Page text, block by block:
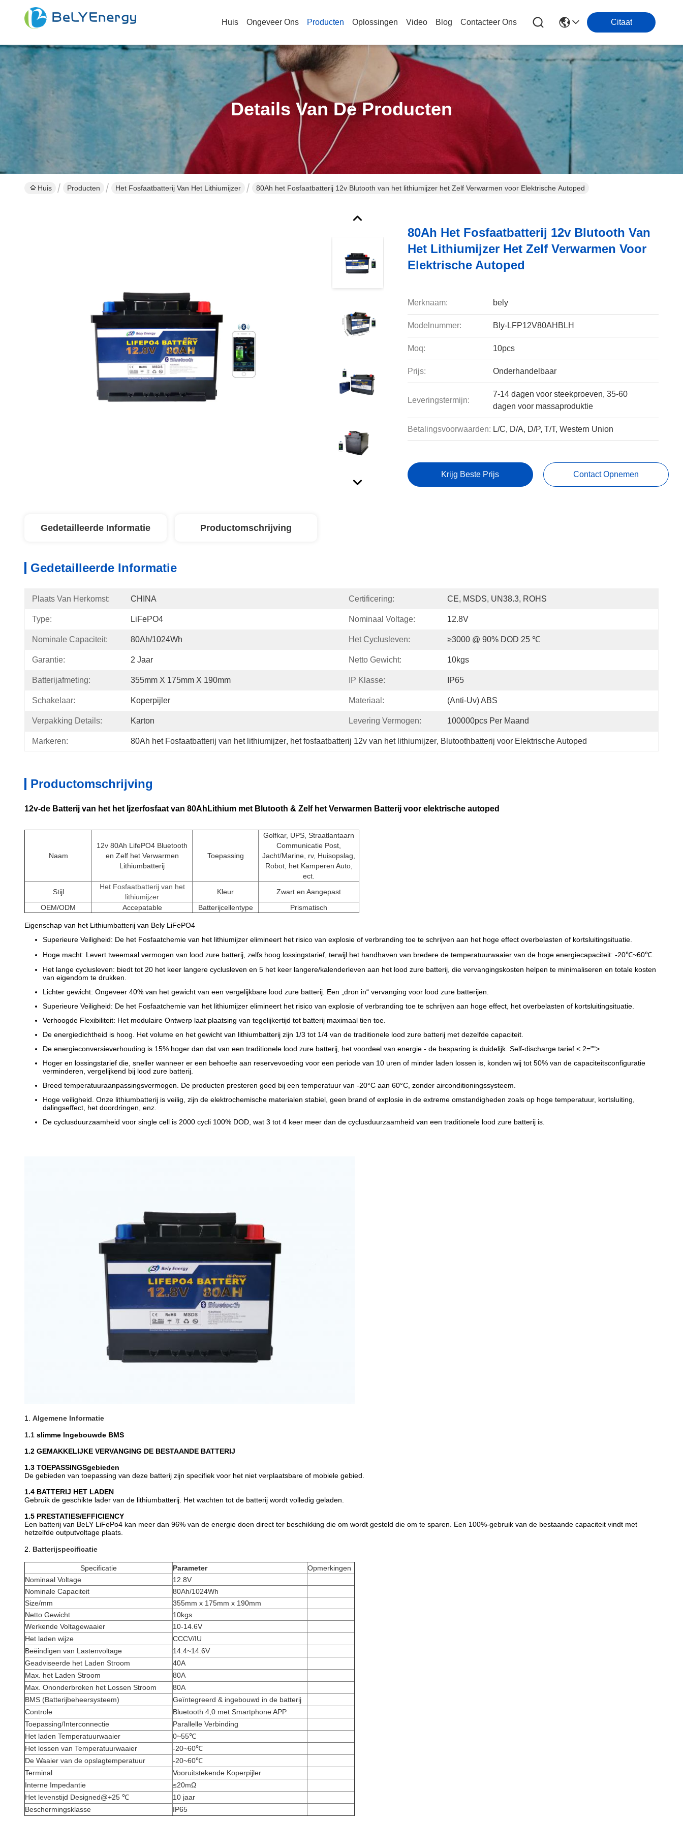
Huis Ongeveer Ons Producten Oplossingen Video Blog Contacteer Ons Citaat
Details Van De Producten
Huis Producten Het Fosfaatbatterij Van Het Lithiumijzer 80Ah het Fosfaatbatterij 12v Blutooth van het lithiumijzer het Zelf Verwarmen voor Elektrische Autoped
80Ah Het Fosfaatbatterij 12v Blutooth Van
Het Lithiumijzer Het Zelf Verwarmen Voor
Elektrische Autoped
Merknaam: bely
Modelnummer: Bly-LFP12V80AHBLH
Moq: 10pcs
Prijs: Onderhandelbaar
Leveringstermijn:
7-14 dagen voor steekproeven, 35-60
dagen voor massaproduktie
Betalingsvoorwaarden: L/C, D/A, D/P, T/T, Western Union
Krijg Beste Prijs Contact Opnemen
Gedetailleerde Informatie Productomschrijving
Gedetailleerde Informatie
Plaats Van Herkomst: CHINA Certificering: CE, MSDS, UN38.3, ROHS
Type: LiFePO4 Nominaal Voltage: 12.8V
Nominale Capaciteit: 80Ah/1024Wh Het Cyclusleven: ≥3000 @ 90% DOD 25 ℃
Garantie: 2 Jaar Netto Gewicht: 10kgs
Batterijafmeting: 355mm X 175mm X 190mm IP Klasse: IP65
Schakelaar: Koperpijler Materiaal: (Anti-Uv) ABS
Verpakking Details: Karton Levering Vermogen: 100000pcs Per Maand
Markeren: 80Ah het Fosfaatbatterij van het lithiumijzer, het fosfaatbatterij 12v van het lithiumijzer, Blutoothbatterij voor Elektrische Autoped
Productomschrijving
12v-de Batterij van het het Ijzerfosfaat van 80AhLithium met Blutooth & Zelf het Verwarmen Batterij voor elektrische autoped
Naam
12v 80Ah LifePO4 Bluetooth
en Zelf het Verwarmen
Lithiumbatterij
Toepassing
Golfkar, UPS, Straatlantaarn
Communicatie Post,
Jacht/Marine, rv, Huisopslag,
Robot, het Kamperen Auto,
ect.
Stijl
Het Fosfaatbatterij van het
lithiumijzer
Kleur
Zwart en Aangepast
OEM/ODM
Accepatable Batterijcellentype Prismatisch
Eigenschap van het Lithiumbatterij van Bely LiFePO4
Superieure Veiligheid: De het Fosfaatchemie van het lithiumijzer elimineert het risico van explosie of verbranding toe te schrijven aan het hoge effect overbelasten of kortsluitingsituatie.
Hoge macht: Levert tweemaal vermogen van lood zure batterij, zelfs hoog lossingstarief, terwijl het handhaven van bredere de temperatuurwaaier van de hoge energiecapaciteit: -20℃~60℃.
Het lange cyclusleven: biedt tot 20 het keer langere cyclusleven en 5 het keer langere/kalenderleven aan het lood zure batterij, die vervangingskosten helpen te minimaliseren en totale kosten
van eigendom te drukken.
Lichter gewicht: Ongeveer 40% van het gewicht van een vergelijkbare lood zure batterij. Een „dron in“ vervanging voor lood zure batterijen.
Superieure Veiligheid: De het Fosfaatchemie van het lithiumijzer elimineert het risico van explosie of verbranding toe te schrijven aan hoge effect, het overbelasten of kortsluitingsituatie.
Verhoogde Flexibiliteit: Het modulaire Ontwerp laat plaatsing van tegelijkertijd tot batterij maximaal tien toe.
De energiedichtheid is hoog. Het volume en het gewicht van lithiumbatterij zijn 1/3 tot 1/4 van de traditionele lood zure batterij met dezelfde capaciteit.
De energieconversieverhouding is 15% hoger dan dat van een traditionele lood zure batterij, het voordeel van energie - de besparing is duidelijk. Self-discharge tarief < 2="">
Hoger en lossingstarief die, sneller wanneer er een behoefte aan reservevoeding voor een periode van 10 uren of minder laden lossen is, konden wij tot 50% van de capaciteitsconfiguratie
verminderen, vergelijkend bij lood zure batterij.
Breed temperatuuraanpassingsvermogen. De producten presteren goed bij een temperatuur van -20°C aan 60°C, zonder airconditioningssysteem.
Hoge veiligheid. Onze lithiumbatterij is veilig, zijn de elektrochemische materialen stabiel, geen brand of explosie in de extreme omstandigheden zoals op hoge temperatuur, kortsluiting,
dalingseffect, het doordringen, enz.
De cyclusduurzaamheid voor single cell is 2000 cycli 100% DOD, wat 3 tot 4 keer meer dan de cyclusduurzaamheid van een traditionele lood zure batterij is.
1. Algemene Informatie
1.1 slimme Ingebouwde BMS
1.2 GEMAKKELIJKE VERVANGING DE BESTAANDE BATTERIJ
1.3 TOEPASSINGSgebieden
De gebieden van toepassing van deze batterij zijn specifiek voor het niet verplaatsbare of mobiele gebied.
1.4 BATTERIJ HET LADEN
Gebruik de geschikte lader van de lithiumbatterij. Het wachten tot de batterij wordt volledig geladen.
1.5 PRESTATIES/EFFICIENCY
Een batterij van BeLY LiFePo4 kan meer dan 96% van de energie doen direct ter beschikking die om wordt gesteld die om te sparen. Een 100%-gebruik van de bestaande capaciteit vindt met
hetzelfde outputvoltage plaats.
2. Batterijspecificatie
Specificatie Parameter
Opmerkingen
Nominaal Voltage
12.8V
Nominale Capaciteit
80Ah/1024Wh
Size/mm
355mm x 175mm x 190mm
Netto Gewicht
10kgs
Werkende Voltagewaaier
10-14.6V
Het laden wijze
CCCV/IU
Beëindigen van Lastenvoltage
14.4~14.6V
Geadviseerde het Laden Stroom
40A
Max. het Laden Stroom
80A
Max. Ononderbroken het Lossen Stroom
80A
BMS (Batterijbeheersysteem)
Geïntegreerd & ingebouwd in de batterij
Controle
Bluetooth 4,0 met Smartphone APP
Toepassing/Interconnectie
Parallelle Verbinding
Het laden Temperatuurwaaier
0~55℃
Het lossen van Temperatuurwaaier
-20~60℃
De Waaier van de opslagtemperatuur
-20~60℃
Terminal
Vooruitstekende Koperpijler
Interne Impedantie
≤20mΩ
Het levenstijd Designed@+25 ℃
10 jaar
Beschermingsklasse
IP65